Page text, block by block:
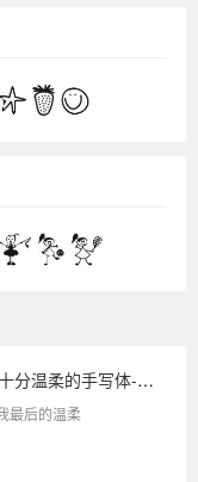
字语字库｜一款十分温柔的手写体-等你是我最后的温柔
最后的温柔